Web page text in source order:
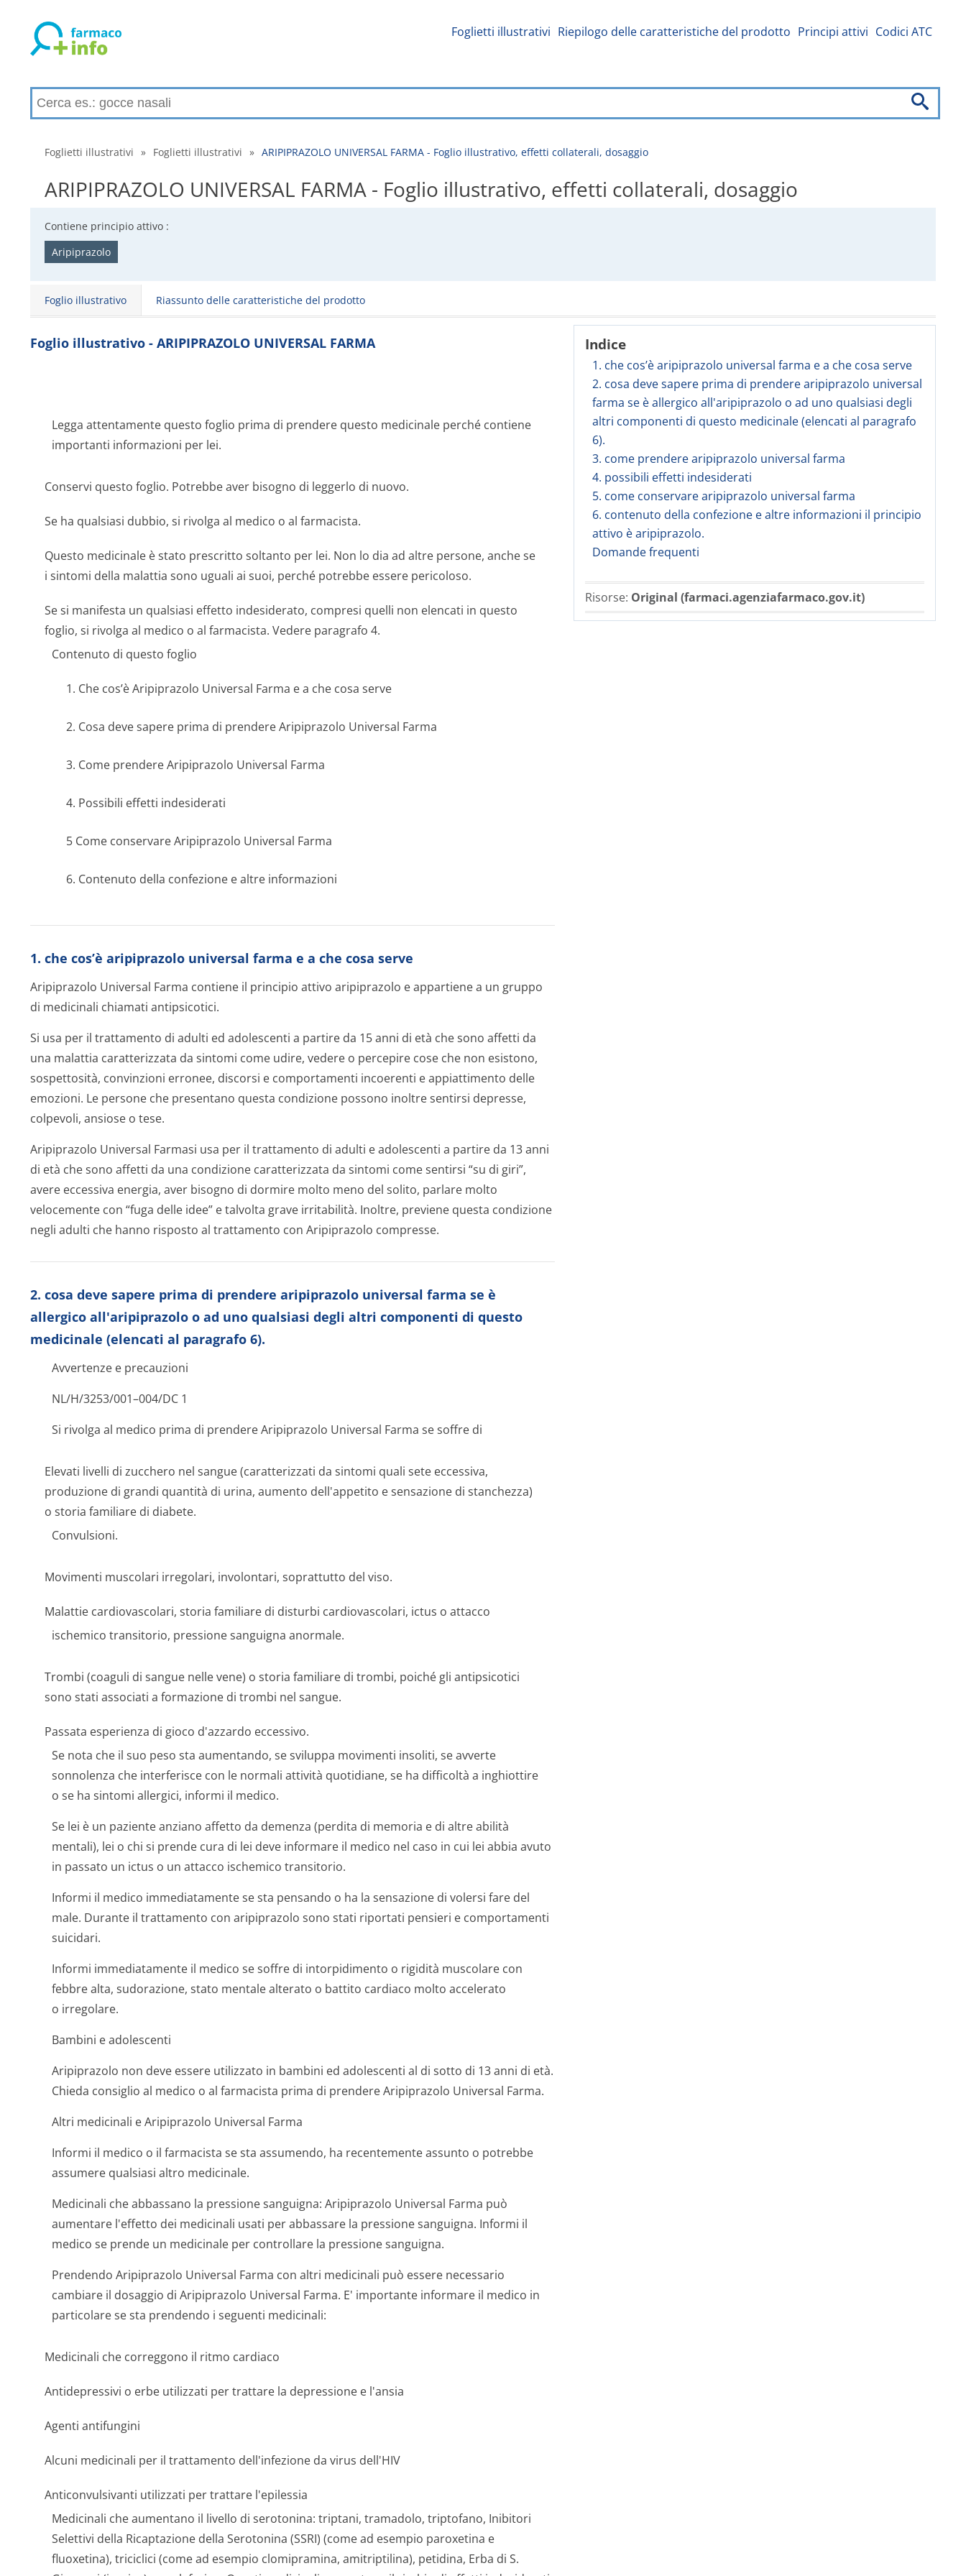
Foglietti illustrativi Riepilogo delle caratteristiche del prodotto Principi attivi Codici ATC
Foglietti illustrativi » Foglietti illustrativi » ARIPIPRAZOLO UNIVERSAL FARMA - Foglio illustrativo, effetti collaterali, dosaggio
ARIPIPRAZOLO UNIVERSAL FARMA - Foglio illustrativo, effetti collaterali, dosaggio
Contiene principio attivo :
Aripiprazolo
Foglio illustrativo Riassunto delle caratteristiche del prodotto
Indice
1. che cos’è aripiprazolo universal farma e a che cosa serve
2. cosa deve sapere prima di prendere aripiprazolo universal
farma se è allergico all'aripiprazolo o ad uno qualsiasi degli
altri componenti di questo medicinale (elencati al paragrafo
6).
3. come prendere aripiprazolo universal farma
4. possibili effetti indesiderati
5. come conservare aripiprazolo universal farma
6. contenuto della confezione e altre informazioni il principio
attivo è aripiprazolo.
Domande frequenti
Risorse: Original (farmaci.agenziafarmaco.gov.it)
Foglio illustrativo - ARIPIPRAZOLO UNIVERSAL FARMA
Legga attentamente questo foglio prima di prendere questo medicinale perché contiene
importanti informazioni per lei.
Conservi questo foglio. Potrebbe aver bisogno di leggerlo di nuovo.
Se ha qualsiasi dubbio, si rivolga al medico o al farmacista.
Questo medicinale è stato prescritto soltanto per lei. Non lo dia ad altre persone, anche se
i sintomi della malattia sono uguali ai suoi, perché potrebbe essere pericoloso.
Se si manifesta un qualsiasi effetto indesiderato, compresi quelli non elencati in questo
foglio, si rivolga al medico o al farmacista. Vedere paragrafo 4.
Contenuto di questo foglio
1. Che cos’è Aripiprazolo Universal Farma e a che cosa serve
2. Cosa deve sapere prima di prendere Aripiprazolo Universal Farma
3. Come prendere Aripiprazolo Universal Farma
4. Possibili effetti indesiderati
5 Come conservare Aripiprazolo Universal Farma
6. Contenuto della confezione e altre informazioni
1. che cos’è aripiprazolo universal farma e a che cosa serve
Aripiprazolo Universal Farma contiene il principio attivo aripiprazolo e appartiene a un gruppo
di medicinali chiamati antipsicotici.
Si usa per il trattamento di adulti ed adolescenti a partire da 15 anni di età che sono affetti da
una malattia caratterizzata da sintomi come udire, vedere o percepire cose che non esistono,
sospettosità, convinzioni erronee, discorsi e comportamenti incoerenti e appiattimento delle
emozioni. Le persone che presentano questa condizione possono inoltre sentirsi depresse,
colpevoli, ansiose o tese.
Aripiprazolo Universal Farmasi usa per il trattamento di adulti e adolescenti a partire da 13 anni
di età che sono affetti da una condizione caratterizzata da sintomi come sentirsi “su di giri”,
avere eccessiva energia, aver bisogno di dormire molto meno del solito, parlare molto
velocemente con “fuga delle idee” e talvolta grave irritabilità. Inoltre, previene questa condizione
negli adulti che hanno risposto al trattamento con Aripiprazolo compresse.
2. cosa deve sapere prima di prendere aripiprazolo universal farma se è
allergico all'aripiprazolo o ad uno qualsiasi degli altri componenti di questo
medicinale (elencati al paragrafo 6).
Avvertenze e precauzioni
NL/H/3253/001–004/DC 1
Si rivolga al medico prima di prendere Aripiprazolo Universal Farma se soffre di
Elevati livelli di zucchero nel sangue (caratterizzati da sintomi quali sete eccessiva,
produzione di grandi quantità di urina, aumento dell'appetito e sensazione di stanchezza)
o storia familiare di diabete.
Convulsioni.
Movimenti muscolari irregolari, involontari, soprattutto del viso.
Malattie cardiovascolari, storia familiare di disturbi cardiovascolari, ictus o attacco
ischemico transitorio, pressione sanguigna anormale.
Trombi (coaguli di sangue nelle vene) o storia familiare di trombi, poiché gli antipsicotici
sono stati associati a formazione di trombi nel sangue.
Passata esperienza di gioco d'azzardo eccessivo.
Se nota che il suo peso sta aumentando, se sviluppa movimenti insoliti, se avverte
sonnolenza che interferisce con le normali attività quotidiane, se ha difficoltà a inghiottire
o se ha sintomi allergici, informi il medico.
Se lei è un paziente anziano affetto da demenza (perdita di memoria e di altre abilità
mentali), lei o chi si prende cura di lei deve informare il medico nel caso in cui lei abbia avuto
in passato un ictus o un attacco ischemico transitorio.
Informi il medico immediatamente se sta pensando o ha la sensazione di volersi fare del
male. Durante il trattamento con aripiprazolo sono stati riportati pensieri e comportamenti
suicidari.
Informi immediatamente il medico se soffre di intorpidimento o rigidità muscolare con
febbre alta, sudorazione, stato mentale alterato o battito cardiaco molto accelerato
o irregolare.
Bambini e adolescenti
Aripiprazolo non deve essere utilizzato in bambini ed adolescenti al di sotto di 13 anni di età.
Chieda consiglio al medico o al farmacista prima di prendere Aripiprazolo Universal Farma.
Altri medicinali e Aripiprazolo Universal Farma
Informi il medico o il farmacista se sta assumendo, ha recentemente assunto o potrebbe
assumere qualsiasi altro medicinale.
Medicinali che abbassano la pressione sanguigna: Aripiprazolo Universal Farma può
aumentare l'effetto dei medicinali usati per abbassare la pressione sanguigna. Informi il
medico se prende un medicinale per controllare la pressione sanguigna.
Prendendo Aripiprazolo Universal Farma con altri medicinali può essere necessario
cambiare il dosaggio di Aripiprazolo Universal Farma. E' importante informare il medico in
particolare se sta prendendo i seguenti medicinali:
Medicinali che correggono il ritmo cardiaco
Antidepressivi o erbe utilizzati per trattare la depressione e l'ansia
Agenti antifungini
Alcuni medicinali per il trattamento dell'infezione da virus dell'HIV
Anticonvulsivanti utilizzati per trattare l'epilessia
Medicinali che aumentano il livello di serotonina: triptani, tramadolo, triptofano, Inibitori
Selettivi della Ricaptazione della Serotonina (SSRI) (come ad esempio paroxetina e
fluoxetina), triciclici (come ad esempio clomipramina, amitriptilina), petidina, Erba di S.